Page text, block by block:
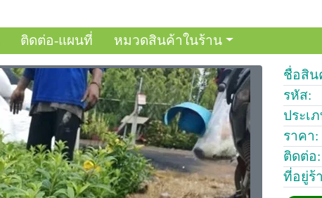
ติดต่อ-แผนที่ หมวดสินค้าในร้าน
ชื่อสิน
รหัส:
ประเ
ราคา:
ติดต่อ:
ที่อยู่ร้